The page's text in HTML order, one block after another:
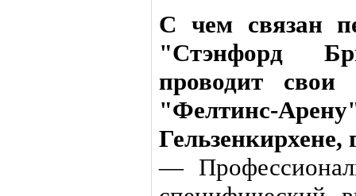
С чем связан
"Стэнфорд
проводит
"Фелтинс-
—